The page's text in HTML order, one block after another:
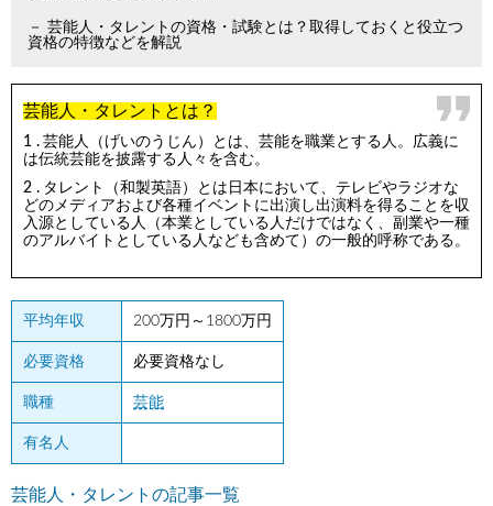
芸能人・タレントの資格・試験とは？取得しておくと役立つ
資格の特徴などを解説
芸能人・タレントとは？
芸能人（げいのうじん）とは、芸能を職業とする人。広義に
は伝統芸能を披露する人々を含む。
タレント（和製英語）とは日本において、テレビやラジオな
どのメディアおよび各種イベントに出演し出演料を得ることを収
入源としている人（本業としている人だけではなく、副業や一種
のアルバイトとしている人なども含めて）の一般的呼称である。
平均年収 200万円～1800万円
必要資格 必要資格なし
職種 芸能
有名人
芸能人・タレントの記事一覧